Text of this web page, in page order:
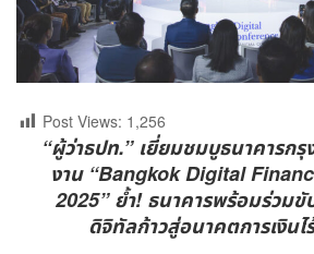
Post Views: 1,256
“ผู้ว่าธปท.” เยี่ยมชมบูธนาคารกรุ
งาน “Bangkok Digital
2025” ย้ำ! ธนาคารพร้อมร่วมขั
ดิจิทัลก้าวสู่อนาคตการเงิน